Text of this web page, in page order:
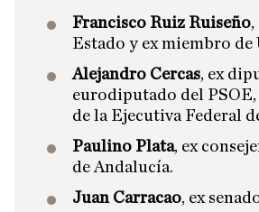
Francisco Ruiz Ruiseño,
Estado y ex miembro de
Alejandro Cercas, ex
eurodiputado del
de la Ejecutiva Federal
Paulino Plata, ex
de Andalucía.
Juan Carracao, ex